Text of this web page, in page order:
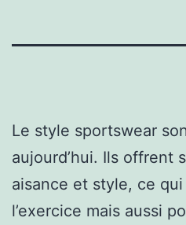
Le style sportswear
aujourd’hui. Ils offrent
aisance et style, ce
l’exercice mais aussi